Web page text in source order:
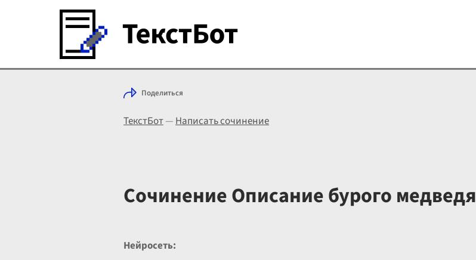
Поделиться
ТекстБот—Написать сочинение
Сочинение Описание бурого медведя
Нейросеть: